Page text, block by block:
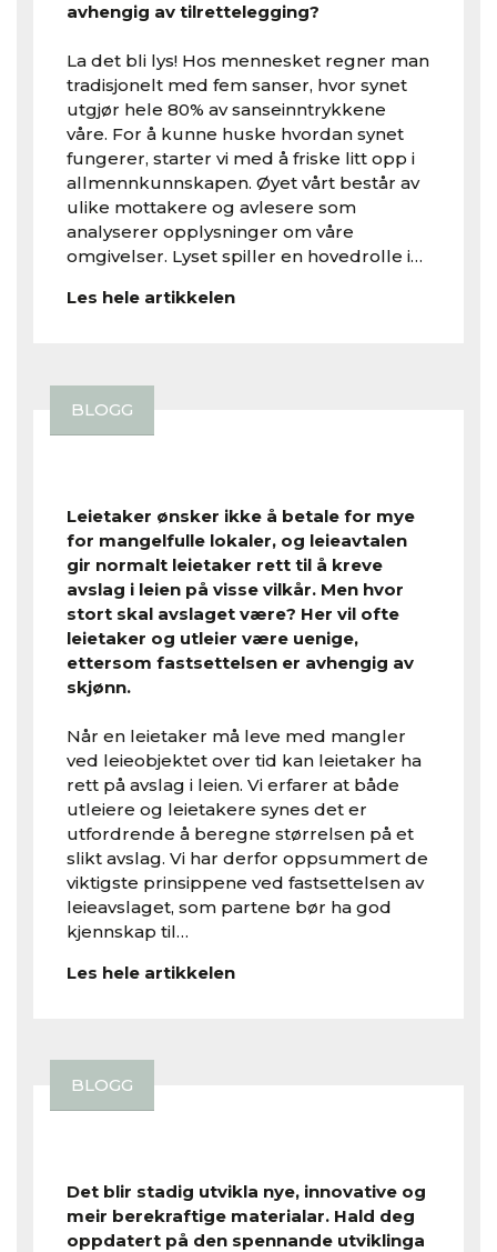
avhengig av tilrettelegging?
La det bli lys! Hos mennesket regner man
tradisjonelt med fem sanser, hvor synet
utgjør hele 80% av sanseinntrykkene
våre. For å kunne huske hvordan synet
fungerer, starter vi med å friske litt opp i
allmennkunnskapen. Øyet vårt består av
ulike mottakere og avlesere som
analyserer opplysninger om våre
omgivelser. Lyset spiller en hovedrolle i…
Les hele artikkelen
BLOGG
Leietaker ønsker ikke å betale for mye
for mangelfulle lokaler, og leieavtalen
gir normalt leietaker rett til å kreve
avslag i leien på visse vilkår. Men hvor
stort skal avslaget være? Her vil ofte
leietaker og utleier være uenige,
ettersom fastsettelsen er avhengig av
skjønn.
Når en leietaker må leve med mangler
ved leieobjektet over tid kan leietaker ha
rett på avslag i leien. Vi erfarer at både
utleiere og leietakere synes det er
utfordrende å beregne størrelsen på et
slikt avslag. Vi har derfor oppsummert de
viktigste prinsippene ved fastsettelsen av
leieavslaget, som partene bør ha god
kjennskap til…
Les hele artikkelen
BLOGG
Det blir stadig utvikla nye, innovative og
meir berekraftige materialar. Hald deg
oppdatert på den spennande utviklinga